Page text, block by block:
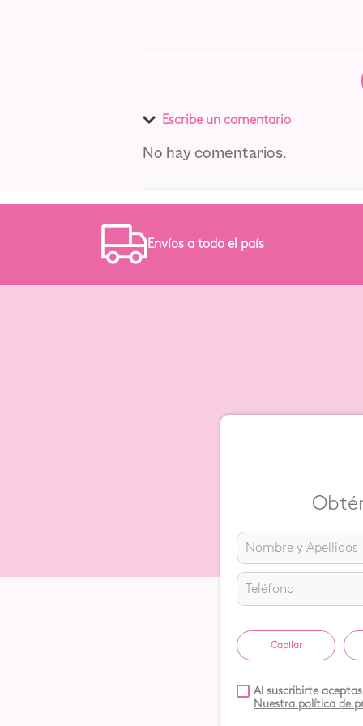
Escribe un comentario
Califica el producto de 1 a 5
ENVIAR COMENTARIO
No hay comentarios.
Envíos a todo el país
Capilar
Al suscribirte aceptas
Nuestra política de